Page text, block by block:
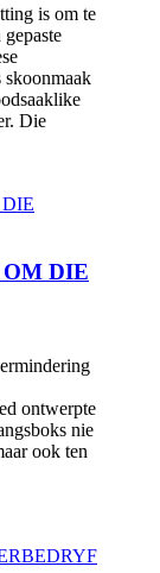
is om te
Die
DIE
ontwerpte
nie
ook ten